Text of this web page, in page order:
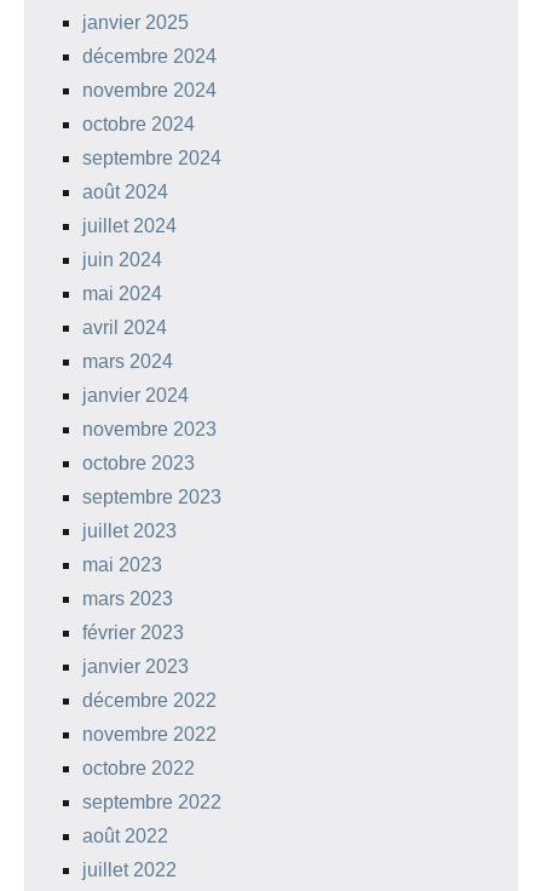
janvier 2025
décembre 2024
novembre 2024
octobre 2024
septembre 2024
août 2024
juillet 2024
juin 2024
mai 2024
avril 2024
mars 2024
janvier 2024
novembre 2023
octobre 2023
septembre 2023
juillet 2023
mai 2023
mars 2023
février 2023
janvier 2023
décembre 2022
novembre 2022
octobre 2022
septembre 2022
août 2022
juillet 2022